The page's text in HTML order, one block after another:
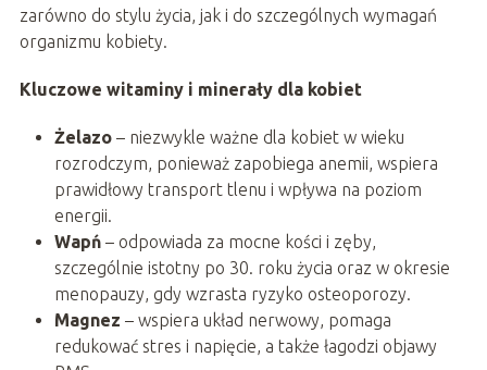
zarówno do stylu życia, jak i do szczególnych wymagań
organizmu kobiety.
Kluczowe witaminy i minerały dla kobiet
Żelazo– niezwykle ważne dla kobiet w wieku
rozrodczym, ponieważ zapobiega anemii, wspiera
prawidłowy transport tlenu i wpływa na poziom
energii.
Wapń– odpowiada za mocne kości i zęby,
szczególnie istotny po 30. roku życia oraz w okresie
menopauzy, gdy wzrasta ryzyko osteoporozy.
Magnez – wspiera układ nerwowy, pomaga
redukować stres i napięcie, a także łagodzi objawy